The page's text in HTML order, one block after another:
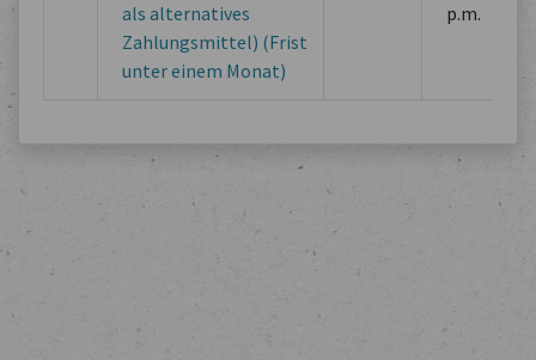
als alternatives
Zahlungsmittel) (Frist
unter einem Monat)
p.m.